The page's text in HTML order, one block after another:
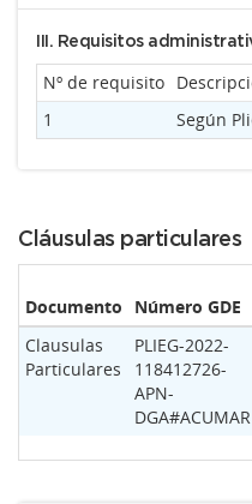
III. Requisitos
Nº de requisito
1
Según
Cláusulas particulares
Documento Número GDE
Clausulas
Particulares
PLIEG-2022-
118412726-
APN-
DGA#ACUMAR